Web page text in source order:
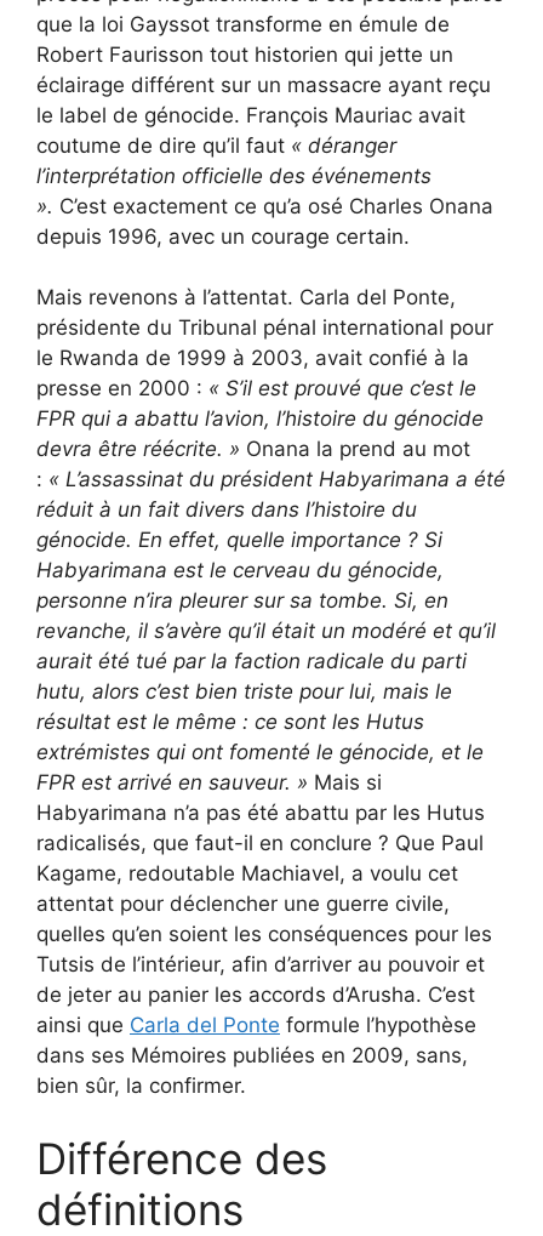
que la loi Gayssot transforme en émule de
Robert Faurisson tout historien qui jette un
éclairage différent sur un massacre ayant reçu
le label de génocide. François Mauriac avait
coutume de dire qu’il faut « déranger
l’interprétation officielle des événements
». C’est exactement ce qu’a osé Charles Onana
depuis 1996, avec un courage certain.
Mais revenons à l’attentat. Carla del Ponte,
présidente du Tribunal pénal international pour
le Rwanda de 1999 à 2003, avait confié à la
presse en 2000 : « S’il est prouvé que c’est le
FPR qui a abattu l’avion, l’histoire du génocide
devra être réécrite. » Onana la prend au mot
: « L’assassinat du président Habyarimana a été
réduit à un fait divers dans l’histoire du
génocide. En effet, quelle importance ? Si
Habyarimana est le cerveau du génocide,
personne n’ira pleurer sur sa tombe. Si, en
revanche, il s’avère qu’il était un modéré et qu’il
aurait été tué par la faction radicale du parti
hutu, alors c’est bien triste pour lui, mais le
résultat est le même : ce sont les Hutus
extrémistes qui ont fomenté le génocide, et le
FPR est arrivé en sauveur. » Mais si
Habyarimana n’a pas été abattu par les Hutus
radicalisés, que faut-il en conclure ? Que Paul
Kagame, redoutable Machiavel, a voulu cet
attentat pour déclencher une guerre civile,
quelles qu’en soient les conséquences pour les
Tutsis de l’intérieur, afin d’arriver au pouvoir et
de jeter au panier les accords d’Arusha. C’est
ainsi que Carla del Ponte formule l’hypothèse
dans ses Mémoires publiées en 2009, sans,
bien sûr, la confirmer.
Différence des
définitions